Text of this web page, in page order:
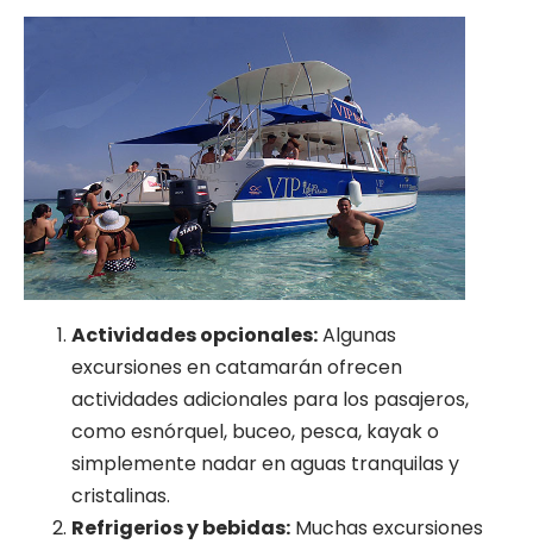
Actividades opcionales:Algunas
excursiones en catamarán ofrecen
actividades adicionales para los pasajeros,
como esnórquel, buceo, pesca, kayak o
simplemente nadar en aguas tranquilas y
cristalinas.
Refrigerios y bebidas: Muchas excursiones